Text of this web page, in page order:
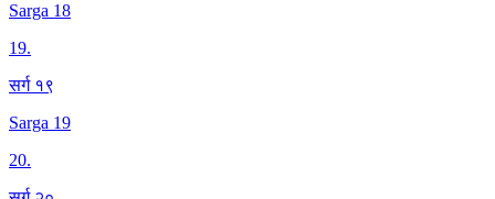
Sarga 18
19.
सर्ग १९
Sarga 19
20.